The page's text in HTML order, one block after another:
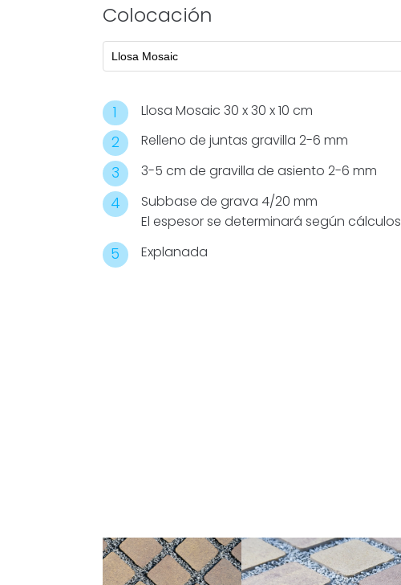
Colocación
Llosa Mosaic 30 x 30 x 10 cm
Relleno de juntas gravilla 2-6 mm
3-5 cm de gravilla de asiento 2-6 mm
Subbase de grava 4/20 mm
El espesor se determinará según cálculos
Explanada